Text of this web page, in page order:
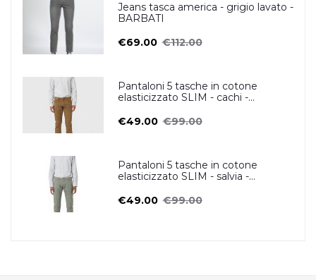
Jeans tasca america - grigio lavato -
BARBATI
€69.00 €112.00
Pantaloni 5 tasche in cotone
elasticizzato SLIM - cachi -
€49.00 €99.00
Pantaloni 5 tasche in cotone
elasticizzato SLIM - salvia -
€49.00 €99.00